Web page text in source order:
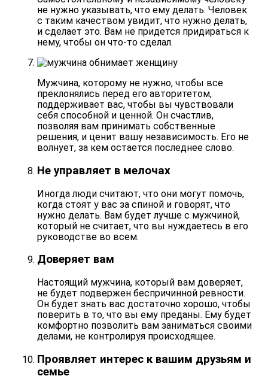
не нужно указывать, что ему делать. Человек
с таким качеством увидит, что нужно делать,
и сделает это. Вам не придется придираться к
нему, чтобы он что-то сделал.
Мужчина, которому не нужно, чтобы все
преклонялись перед его авторитетом,
поддерживает вас, чтобы вы чувствовали
себя способной и ценной. Он счастлив,
позволяя вам приниматьсобственные
решения, и ценит вашу независимость. Его не
волнует, за кем остается последнее слово.
Не управляет в мелочах
Иногда люди считают, что они могут помочь,
когда стоят у вас за спиной и говорят, что
нужно делать. Вам будет лучше с мужчиной,
который не считает, что вы нуждаетесь в его
руководстве во всем.
Доверяет вам
Настоящий мужчина, который вам доверяет,
не будет подверженбеспричинной ревности.
Он будет знать вас достаточно хорошо, чтобы
поверить в то, что вы ему преданы. Ему будет
комфортно позволить вам заниматься своими
делами, не контролируя происходящее.
Проявляет интерес к вашим друзьям и
семье